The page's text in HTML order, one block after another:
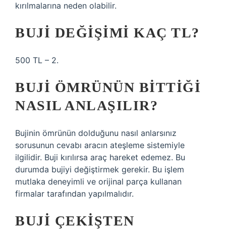
kırılmalarına neden olabilir.
BUJI DEĞIŞIMI KAÇ TL?
500 TL – 2.
BUJI ÖMRÜNÜN BITTIĞI
NASIL ANLAŞILIR?
Bujinin ömrünün dolduğunu nasıl anlarsınız
sorusunun cevabı aracın ateşleme sistemiyle
ilgilidir. Buji kırılırsa araç hareket edemez. Bu
durumda bujiyi değiştirmek gerekir. Bu işlem
mutlaka deneyimli ve orijinal parça kullanan
firmalar tarafından yapılmalıdır.
BUJI ÇEKIŞTEN